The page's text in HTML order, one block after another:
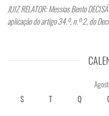
JUIZ RELATOR: Messias Bento
aplicação do artigo 34.º, n.º 2, do
S
T Q